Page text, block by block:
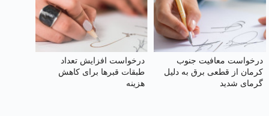
درخواست معافیت جنوب
کرمان از قطعی برق به دلیل
گرمای شدید
درخواست افزایش تعداد
طبقات قبر‌ها برای کاهش
هزینه